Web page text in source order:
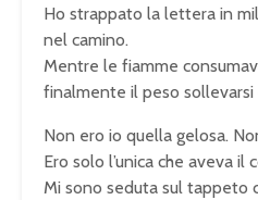
Ho strappato la lettera in
nel camino.
Mentre le fiamme
finalmente il peso
Non ero io quella gelosa.
Ero solo l’unica che aveva il
Mi sono seduta sul tappeto